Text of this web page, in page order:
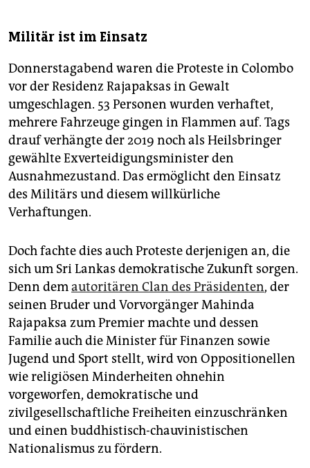
Militär ist im Einsatz
Donnerstagabend waren die Proteste in Colombo
vor der Residenz Rajapaksas in Gewalt
umgeschlagen. 53 Personen wurden verhaftet,
mehrere Fahrzeuge gingen in Flammen auf. Tags
drauf verhängte der 2019 noch als Heilsbringer
gewählte Exverteidigungsminister den
Ausnahmezustand. Das ermöglicht den Einsatz
des Militärs und diesem willkürliche
Verhaftungen.
Doch fachte dies auch Proteste derjenigen an, die
sich um Sri Lankas demokratische Zukunft sorgen.
Denn demautoritären Clan des Präsidenten, der
seinen Bruder und Vorvorgänger Mahinda
Rajapaksa zum Premier machte und dessen
Familie auch die Minister für Finanzen sowie
Jugend und Sport stellt, wird von Oppositionellen
wie religiösen Minderheiten ohnehin
vorgeworfen, demokratische und
zivilgesellschaftliche Freiheiten einzuschränken
und einen buddhistisch-chauvinistischen
Nationalismus zu fördern.